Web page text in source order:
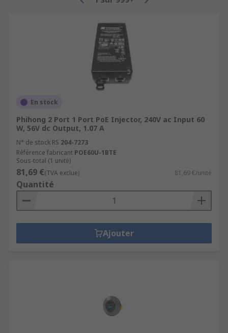
high variations between the different
example, some of the more common types we
DIN Rail Panel Mount Transformers
PCB Transformers
Lighting Transformers
Why choose RS for Power Supplies or
Transformers?
As a company, we value our customers and work
with respected brands and manufacturers who
all maintain a high standard. Including the RS Pro
own brand that ensures the electronics you
receive provide an excellent performance. When
it comes to power and electricity, businesses will
En stock
Phihong 2 Port 1 Port PoE Injector, 240V ac Input 60
W, 56V dc Output, 1.07 A
N° de stock RS 204-7273
Référence fabricant POE60U-1BTE
Sous-total (1 unité)
81,69 €(TVA exclue) 81,69 €/unité
Quantité
Ajouter